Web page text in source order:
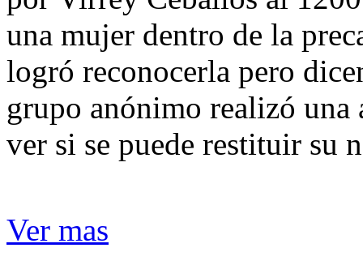
una mujer dentro de la
logró reconocerla pero
grupo anónimo realizó
ver si se puede restituir su
Ver mas